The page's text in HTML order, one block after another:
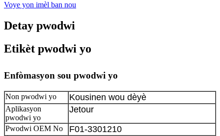
Voye yon imèl ban nou
Detay pwodwi
Etikèt pwodwi yo
Enfòmasyon sou pwodwi yo
Non pwodwi yo Kousinen wou dèyè
Aplikasyon
pwodwi yo
Jetour
Pwodwi OEM No F01-3301210